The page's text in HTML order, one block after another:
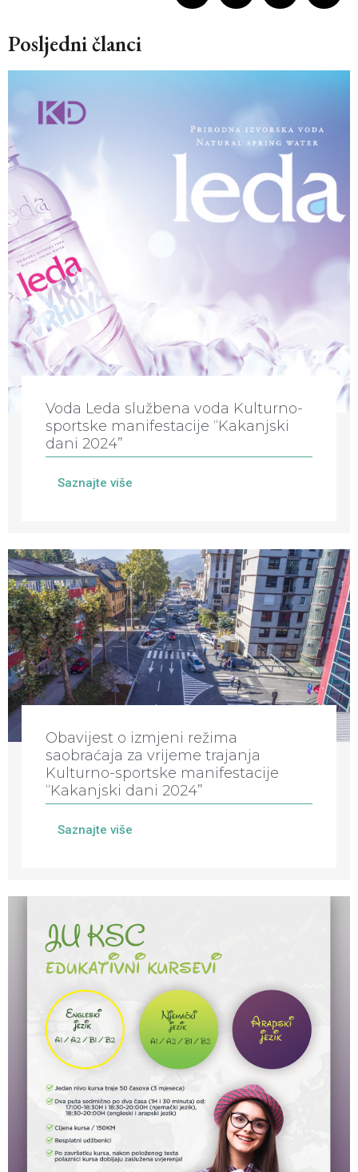
Posljedni članci
Voda Leda službena voda Kulturno-
sportske manifestacije “Kakanjski
dani 2024”
Saznajte više
Obavijest o izmjeni režima
saobraćaja za vrijeme trajanja
Kulturno-sportske manifestacije
“Kakanjski dani 2024”
Saznajte više